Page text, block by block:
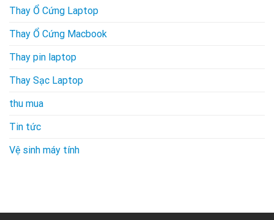
Thay Ổ Cứng Laptop
Thay Ổ Cứng Macbook
Thay pin laptop
Thay Sạc Laptop
thu mua
Tin tức
Vệ sinh máy tính